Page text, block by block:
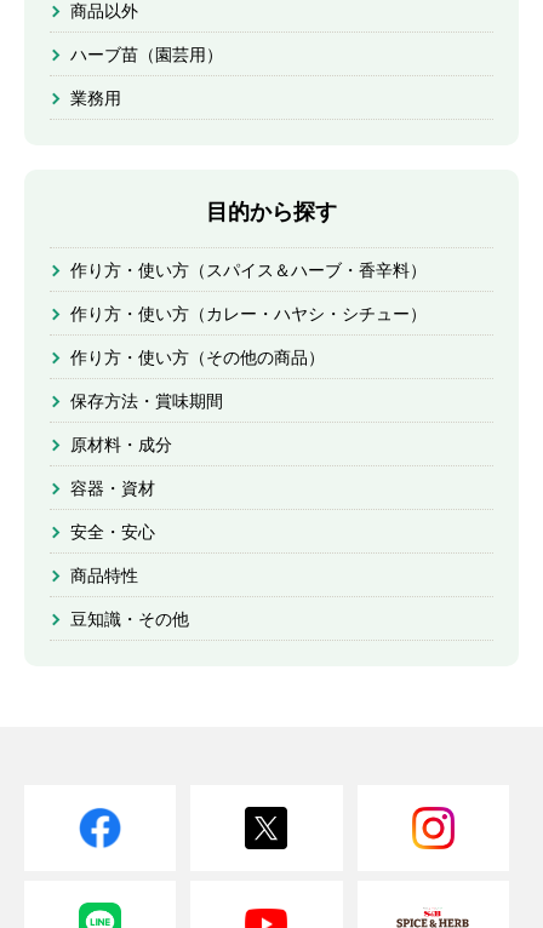
商品以外
ハーブ苗（園芸用）
業務用
目的から探す
作り方・使い方（スパイス＆ハーブ・香辛料）
作り方・使い方（カレー・ハヤシ・シチュー）
作り方・使い方（その他の商品）
保存方法・賞味期間
原材料・成分
容器・資材
安全・安心
商品特性
豆知識・その他